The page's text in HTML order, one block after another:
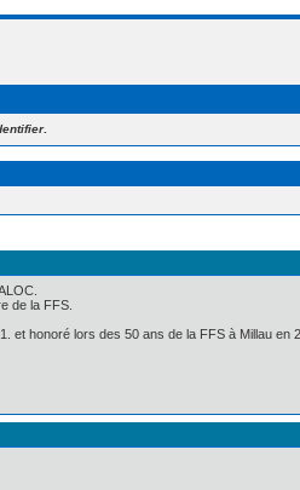
.
de la FFS.
et honoré lors des 50 ans de la FFS à Millau en